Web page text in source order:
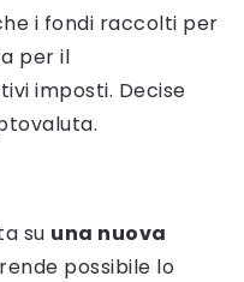
i fondi raccolti per
per il
imposti. Decise
su una nuova
possibile lo